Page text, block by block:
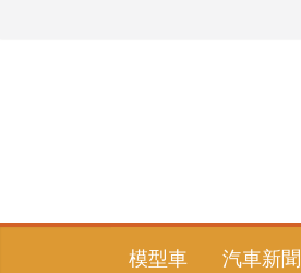
模型車 汽車新聞